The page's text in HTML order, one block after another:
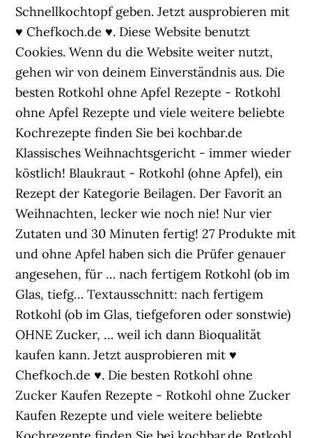
Schnellkochtopf geben. Jetzt ausprobieren mit
♥ Chefkoch.de ♥. Diese Website benutzt
Cookies. Wenn du die Website weiter nutzt,
gehen wir von deinem Einverständnis aus. Die
besten Rotkohl ohne Apfel Rezepte - Rotkohl
ohne Apfel Rezepte und viele weitere beliebte
Kochrezepte finden Sie bei kochbar.de
Klassisches Weihnachtsgericht - immer wieder
köstlich! Blaukraut - Rotkohl (ohne Apfel), ein
Rezept der Kategorie Beilagen. Der Favorit an
Weihnachten, lecker wie noch nie! Nur vier
Zutaten und 30 Minuten fertig! 27 Produkte mit
und ohne Apfel haben sich die Prüfer genauer
angesehen, für … nach fertigem Rotkohl (ob im
Glas, tiefg… Textausschnitt: nach fertigem
Rotkohl (ob im Glas, tiefgeforen oder sonstwie)
OHNE Zucker, … weil ich dann Bioqualität
kaufen kann. Jetzt ausprobieren mit ♥
Chefkoch.de ♥. Die besten Rotkohl ohne
Zucker Kaufen Rezepte - Rotkohl ohne Zucker
Kaufen Rezepte und viele weitere beliebte